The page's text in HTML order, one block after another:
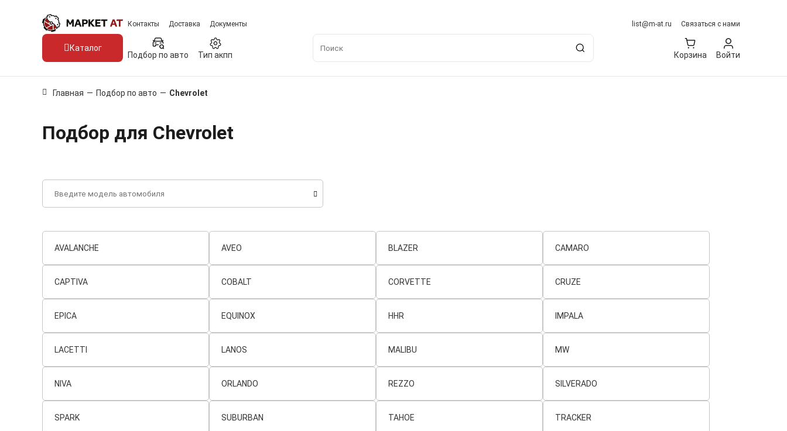
Контакты Доставка Документы list@m-at.ru Связаться с нами
Каталог
Подбор по авто Тип акпп Корзина Войти
Главная — Подбор по авто — Chevrolet
Подбор для Chevrolet
AVALANCHE AVEO BLAZER CAMARO
CAPTIVA COBALT CORVETTE CRUZE
EPICA EQUINOX HHR IMPALA
LACETTI LANOS MALIBU MW
NIVA ORLANDO REZZO SILVERADO
SPARK SUBURBAN TAHOE TRACKER